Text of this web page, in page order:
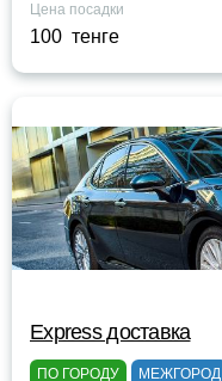
Цена посадки
100 тенге
Express доставка
ПО ГОРОДУ МЕЖГОРОД